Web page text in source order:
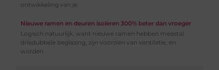
ontwikkeling van je
Nieuwe ramen en deuren isoleren 300% beter dan vroeger
Logisch natuurlijk, want nieuwe ramen hebben meestal
driedubbele beglazing, zijn voorzien van ventilatie, en
worden